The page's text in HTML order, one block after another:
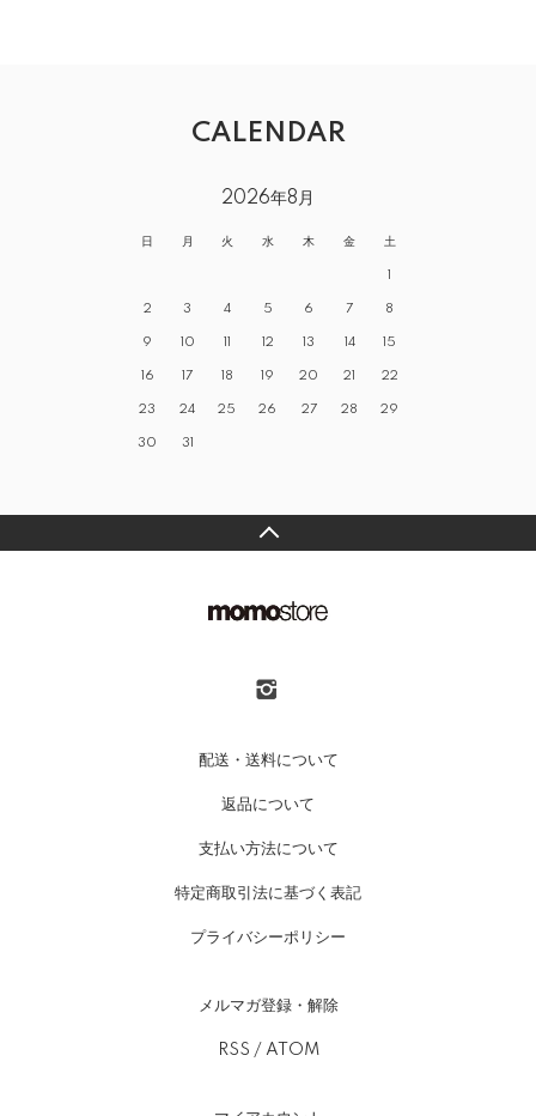
CALENDAR
2026年8月
日 月 火 水 木 金 土
1
2 3 4 5 6 7 8
9 10 11 12 13 14 15
16 17 18 19 20 21 22
23 24 25 26 27 28 29
30 31
配送・送料について
返品について
支払い方法について
特定商取引法に基づく表記
プライバシーポリシー
メルマガ登録・解除
RSS / ATOM